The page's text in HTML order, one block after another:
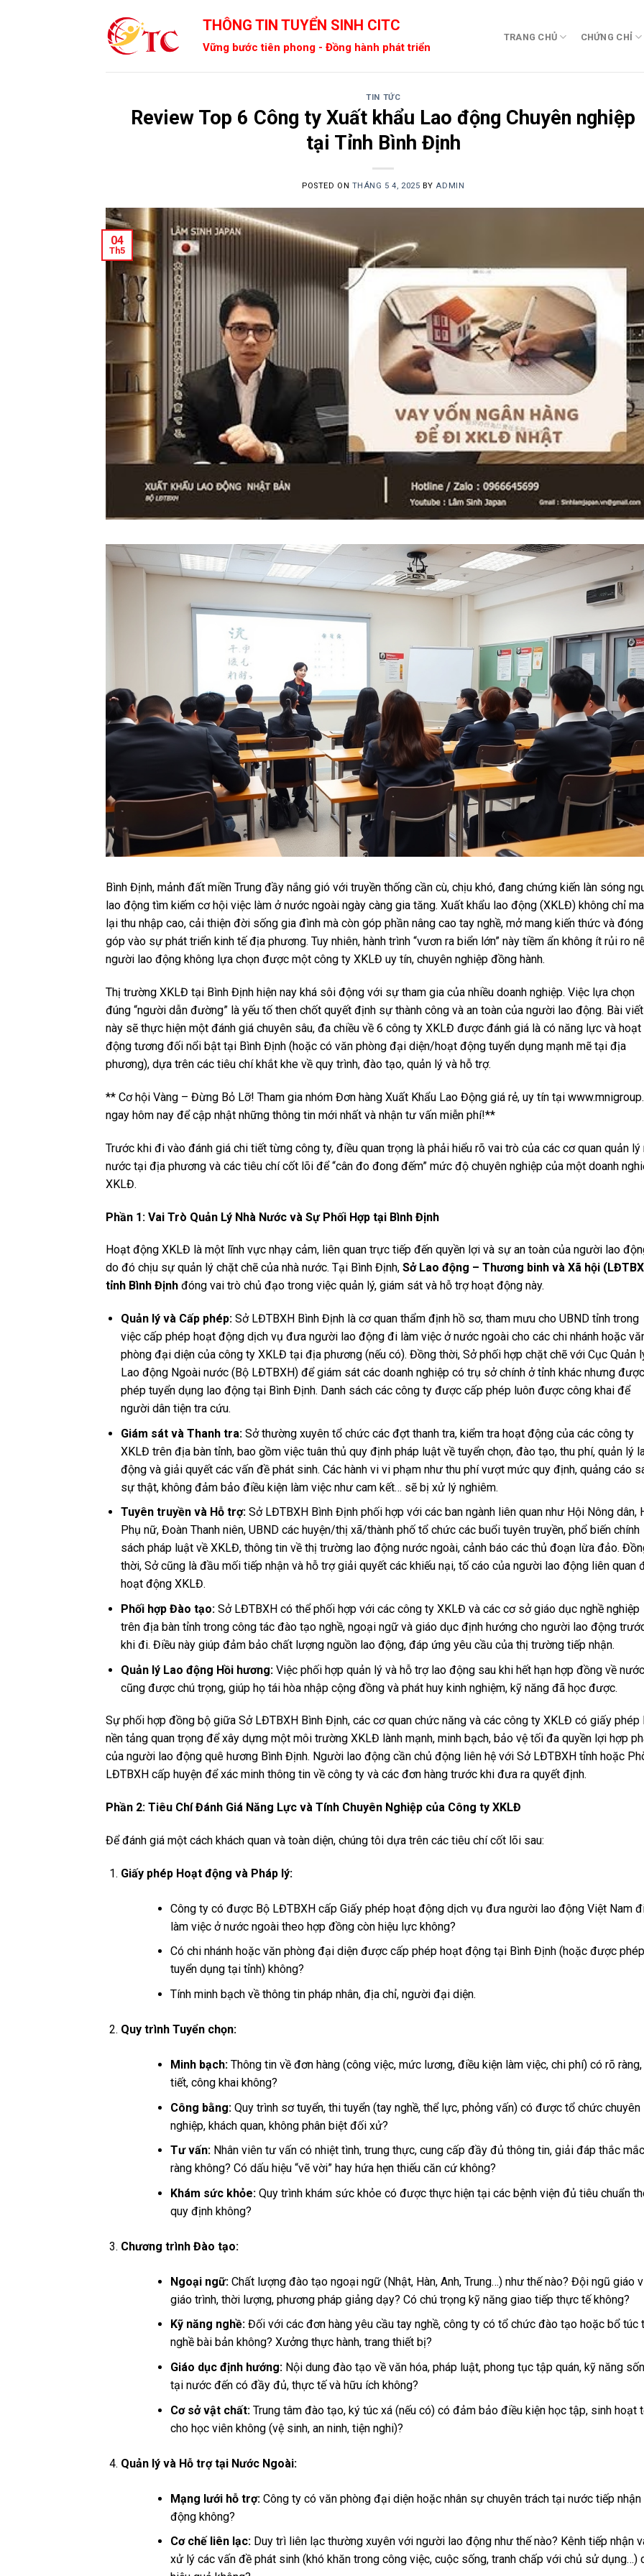
THÔNG TIN TUYỂN SINH CITC
Vững bước tiên phong - Đồng hành phát triển
TRANG CHỦ CHỨNG CHỈ
TIN TỨC
Review Top 6 Công ty Xuất khẩu Lao động Chuyên nghiệp
tại Tỉnh Bình Định
POSTED ON THÁNG 5 4, 2025 BY ADMIN
04
Th5
Bình Định, mảnh đất miền Trung đầy nắng gió với truyền thống cần cù, chịu khó, đang chứng kiến làn sóng
lao động tìm kiếm cơ hội việc làm ở nước ngoài ngày càng gia tăng. Xuất khẩu lao động (XKLĐ) không chỉ
lại thu nhập cao, cải thiện đời sống gia đình mà còn góp phần nâng cao tay nghề, mở mang kiến thức và đóng
góp vào sự phát triển kinh tế địa phương. Tuy nhiên, hành trình “vươn ra biển lớn” này tiềm ẩn không ít rủi ro
người lao động không lựa chọn được một công ty XKLĐ uy tín, chuyên nghiệp đồng hành.
Thị trường XKLĐ tại Bình Định hiện nay khá sôi động với sự tham gia của nhiều doanh nghiệp. Việc lựa chọn
đúng “người dẫn đường” là yếu tố then chốt quyết định sự thành công và an toàn của người lao động. Bài viết
này sẽ thực hiện một đánh giá chuyên sâu, đa chiều về 6 công ty XKLĐ được đánh giá là có năng lực và hoạt
động tương đối nổi bật tại Bình Định (hoặc có văn phòng đại diện/hoạt động tuyển dụng mạnh mẽ tại địa
phương), dựa trên các tiêu chí khắt khe về quy trình, đào tạo, quản lý và hỗ trợ.
** Cơ hội Vàng – Đừng Bỏ Lỡ! Tham gia nhóm Đơn hàng Xuất Khẩu Lao Động giá rẻ, uy tín tại
ngay hôm nay để cập nhật những thông tin mới nhất và nhận tư vấn miễn phí!**
Trước khi đi vào đánh giá chi tiết từng công ty, điều quan trọng là phải hiểu rõ vai trò của các cơ quan quản lý
nước tại địa phương và các tiêu chí cốt lõi để “cân đo đong đếm” mức độ chuyên nghiệp của một doanh
XKLĐ.
Phần 1: Vai Trò Quản Lý Nhà Nước và Sự Phối Hợp tại Bình Định
Hoạt động XKLĐ là một lĩnh vực nhạy cảm, liên quan trực tiếp đến quyền lợi và sự an toàn của người lao
do đó chịu sự quản lý chặt chẽ của nhà nước. Tại Bình Định, Sở Lao động – Thương binh và Xã hội
tỉnh Bình Định đóng vai trò chủ đạo trong việc quản lý, giám sát và hỗ trợ hoạt động này.
Quản lý và Cấp phép:Sở LĐTBXH Bình Định là cơ quan thẩm định hồ sơ, tham mưu cho UBND tỉnh trong
việc cấp phép hoạt động dịch vụ đưa người lao động đi làm việc ở nước ngoài cho các chi nhánh hoặc
phòng đại diện của công ty XKLĐ tại địa phương (nếu có). Đồng thời, Sở phối hợp chặt chẽ với Cục Quản
Lao động Ngoài nước (Bộ LĐTBXH) để giám sát các doanh nghiệp có trụ sở chính ở tỉnh khác nhưng được
phép tuyển dụng lao động tại Bình Định. Danh sách các công ty được cấp phép luôn được công khai để
người dân tiện tra cứu.
Giám sát và Thanh tra:Sở thường xuyên tổ chức các đợt thanh tra, kiểm tra hoạt động của các công ty
XKLĐ trên địa bàn tỉnh, bao gồm việc tuân thủ quy định pháp luật về tuyển chọn, đào tạo, thu phí, quản lý
động và giải quyết các vấn đề phát sinh. Các hành vi vi phạm như thu phí vượt mức quy định, quảng cáo
sự thật, không đảm bảo điều kiện làm việc như cam kết… sẽ bị xử lý nghiêm.
Tuyên truyền và Hỗ trợ:Sở LĐTBXH Bình Định phối hợp với các ban ngành liên quan như Hội Nông dân,
Phụ nữ, Đoàn Thanh niên, UBND các huyện/thị xã/thành phố tổ chức các buổi tuyên truyền, phổ biến chính
sách pháp luật về XKLĐ, thông tin về thị trường lao động nước ngoài, cảnh báo các thủ đoạn lừa đảo.
thời, Sở cũng là đầu mối tiếp nhận và hỗ trợ giải quyết các khiếu nại, tố cáo của người lao động liên quan
hoạt động XKLĐ.
Phối hợp Đào tạo:Sở LĐTBXH có thể phối hợp với các công ty XKLĐ và các cơ sở giáo dục nghề nghiệp
trên địa bàn tỉnh trong công tác đào tạo nghề, ngoại ngữ và giáo dục định hướng cho người lao động
khi đi. Điều này giúp đảm bảo chất lượng nguồn lao động, đáp ứng yêu cầu của thị trường tiếp nhận.
Quản lý Lao động Hồi hương:Việc phối hợp quản lý và hỗ trợ lao động sau khi hết hạn hợp đồng về nước
cũng được chú trọng, giúp họ tái hòa nhập cộng đồng và phát huy kinh nghiệm, kỹ năng đã học được.
Sự phối hợp đồng bộ giữa Sở LĐTBXH Bình Định, các cơ quan chức năng và các công ty XKLĐ có giấy phép
nền tảng quan trọng để xây dựng một môi trường XKLĐ lành mạnh, minh bạch, bảo vệ tối đa quyền lợi hợp
của người lao động quê hương Bình Định. Người lao động cần chủ động liên hệ với Sở LĐTBXH tỉnh hoặc
LĐTBXH cấp huyện để xác minh thông tin về công ty và các đơn hàng trước khi đưa ra quyết định.
Phần 2: Tiêu Chí Đánh Giá Năng Lực và Tính Chuyên Nghiệp của Công ty XKLĐ
Để đánh giá một cách khách quan và toàn diện, chúng tôi dựa trên các tiêu chí cốt lõi sau:
Giấy phép Hoạt động và Pháp lý:
Công ty có được Bộ LĐTBXH cấp Giấy phép hoạt động dịch vụ đưa người lao động Việt Nam
làm việc ở nước ngoài theo hợp đồng còn hiệu lực không?
Có chi nhánh hoặc văn phòng đại diện được cấp phép hoạt động tại Bình Định (hoặc được phép
tuyển dụng tại tỉnh) không?
Tính minh bạch về thông tin pháp nhân, địa chỉ, người đại diện.
Quy trình Tuyển chọn:
Minh bạch:Thông tin về đơn hàng (công việc, mức lương, điều kiện làm việc, chi phí) có rõ ràng,
tiết, công khai không?
Công bằng:Quy trình sơ tuyển, thi tuyển (tay nghề, thể lực, phỏng vấn) có được tổ chức chuyên
nghiệp, khách quan, không phân biệt đối xử?
Tư vấn:Nhân viên tư vấn có nhiệt tình, trung thực, cung cấp đầy đủ thông tin, giải đáp thắc
ràng không? Có dấu hiệu “vẽ vời” hay hứa hẹn thiếu căn cứ không?
Khám sức khỏe:Quy trình khám sức khỏe có được thực hiện tại các bệnh viện đủ tiêu chuẩn
quy định không?
Chương trình Đào tạo:
Ngoại ngữ:Chất lượng đào tạo ngoại ngữ (Nhật, Hàn, Anh, Trung…) như thế nào? Đội ngũ giáo
giáo trình, thời lượng, phương pháp giảng dạy? Có chú trọng kỹ năng giao tiếp thực tế không?
Kỹ năng nghề:Đối với các đơn hàng yêu cầu tay nghề, công ty có tổ chức đào tạo hoặc bổ túc
nghề bài bản không? Xưởng thực hành, trang thiết bị?
Giáo dục định hướng:Nội dung đào tạo về văn hóa, pháp luật, phong tục tập quán, kỹ năng
tại nước đến có đầy đủ, thực tế và hữu ích không?
Cơ sở vật chất:Trung tâm đào tạo, ký túc xá (nếu có) có đảm bảo điều kiện học tập, sinh hoạt
cho học viên không (vệ sinh, an ninh, tiện nghi)?
Quản lý và Hỗ trợ tại Nước Ngoài:
Mạng lưới hỗ trợ:Công ty có văn phòng đại diện hoặc nhân sự chuyên trách tại nước tiếp nhận
động không?
Cơ chế liên lạc:Duy trì liên lạc thường xuyên với người lao động như thế nào? Kênh tiếp nhận
xử lý các vấn đề phát sinh (khó khăn trong công việc, cuộc sống, tranh chấp với chủ sử dụng…)